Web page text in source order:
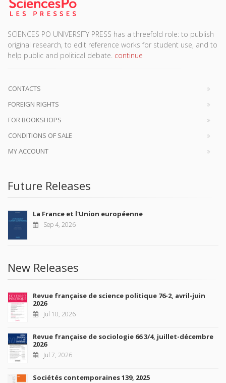
SCIENCES PO UNIVERSITY PRESS has a threefold role: to publish
original research, to edit reference works for student use, and to
help public and political debate. continue
CONTACTS
FOREIGN RIGHTS
FOR BOOKSHOPS
CONDITIONS OF SALE
MY ACCOUNT
Future Releases
La France et l'Union européenne
Sep 4, 2026
New Releases
Revue française de science politique 76-2, avril-juin
2026
Jul 10, 2026
Revue française de sociologie 66 3/4, juillet-décembre
2026
Jul 7, 2026
Sociétés contemporaines 139, 2025